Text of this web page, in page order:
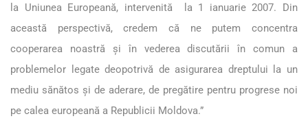
la Uniunea Europeană, intervenită la 1 ianuarie 2007. Din
această perspectivă, credem că ne putem concentra
cooperarea noastră și în vederea discutării în comun a
problemelor legate deopotrivă de asigurarea dreptului la un
mediu sănătos și de aderare, de pregătire pentru progrese noi
pe calea europeană a Republicii Moldova.”